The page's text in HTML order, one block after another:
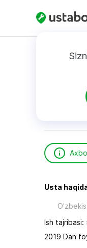
Bosh sahifa
Usta
Ish tajribasi:
2019 Dan